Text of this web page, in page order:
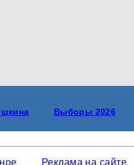
Выборы 2026